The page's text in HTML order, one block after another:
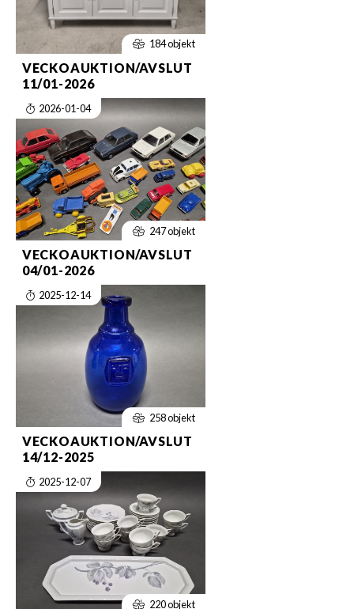
184 objekt
VECKOAUKTION/AVSLUT
11/01-2026
2026-01-04
247 objekt
VECKOAUKTION/AVSLUT
04/01-2026
2025-12-14
258 objekt
VECKOAUKTION/AVSLUT
14/12-2025
2025-12-07
220 objekt